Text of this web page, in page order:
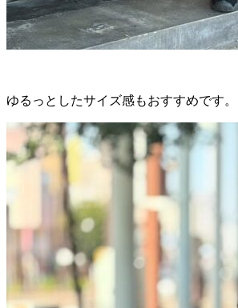
ゆるっとしたサイズ感もおすすめです。